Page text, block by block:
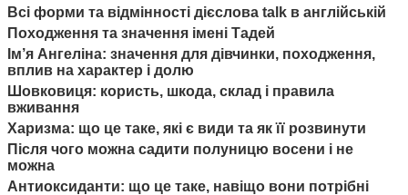
Всі форми та відмінності дієслова talk в англійській
Походження та значення імені Тадей
Ім’я Ангеліна: значення для дівчинки, походження,
вплив на характер і долю
Шовковиця: користь, шкода, склад і правила
вживання
Харизма: що це таке, які є види та як її розвинути
Після чого можна садити полуницю восени і не
можна
Антиоксиданти: що це таке, навіщо вони потрібні